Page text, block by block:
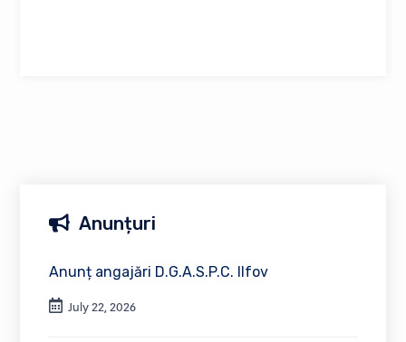
Anunțuri
Anunț angajări D.G.A.S.P.C. Ilfov
July 22, 2026